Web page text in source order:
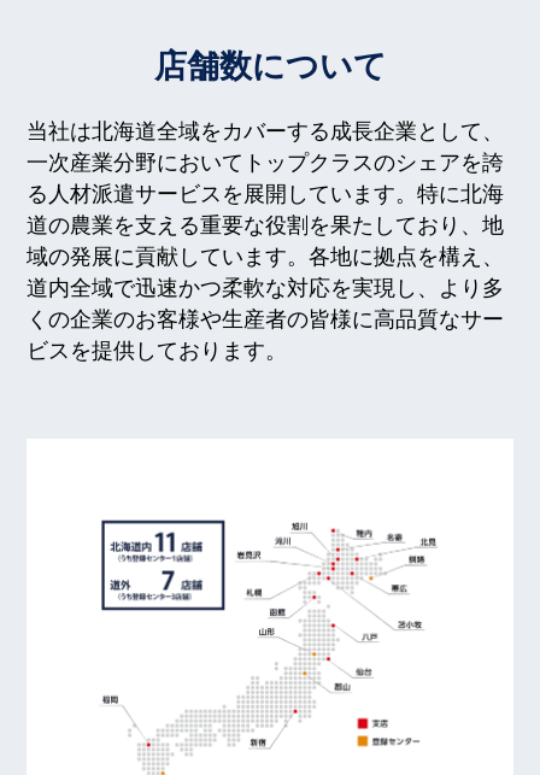
店舗数について
当社は北海道全域をカバーする成長企業として、
一次産業分野においてトップクラスのシェアを誇
る人材派遣サービスを展開しています。特に北海
道の農業を支える重要な役割を果たしており、地
域の発展に貢献しています。各地に拠点を構え、
道内全域で迅速かつ柔軟な対応を実現し、より多
くの企業のお客様や生産者の皆様に高品質なサー
ビスを提供しております。